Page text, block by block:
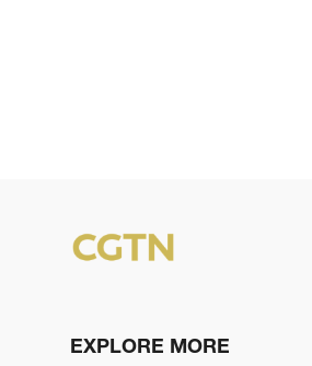
EXPLORE MORE